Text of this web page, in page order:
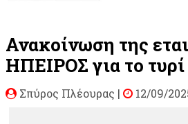
Ανακοίνωση της
ΗΠΕΙΡΟΣ για το
Σπύρος Πλέουρας | 12/09/